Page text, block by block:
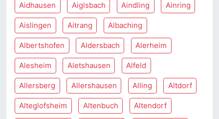
Aidhausen Aiglsbach Aindling Ainring
Aislingen Aitrang Albaching
Albertshofen Aldersbach Alerheim
Alesheim Aletshausen Alfeld
Allersberg Allershausen Alling Altdorf
Alteglofsheim Altenbuch Altendorf